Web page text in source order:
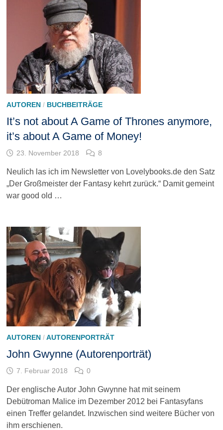
AUTOREN/ BUCHBEITRÄGE
It’s not about A Game of Thrones anymore,
it’s about A Game of Money!
23. November 2018 8
Neulich las ich im Newsletter von Lovelybooks.de den Satz
„Der Großmeister der Fantasy kehrt zurück.“ Damit gemeint
war good old …
AUTOREN/AUTORENPORTRÄT
John Gwynne (Autorenporträt)
7. Februar 2018 0
Der englische Autor John Gwynne hat mit seinem
Debütroman Malice im Dezember 2012 bei Fantasyfans
einen Treffer gelandet. Inzwischen sind weitere Bücher von
ihm erschienen.